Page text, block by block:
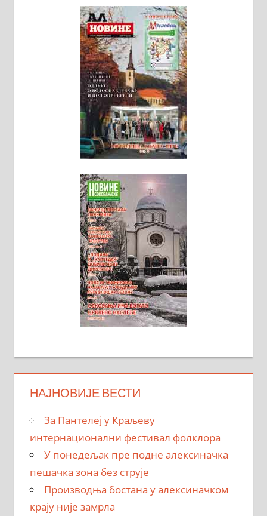
НАЈНОВИЈЕ ВЕСТИ
За Пантелеј у Краљеву
интернационални фестивал фолклора
У понедељак пре подне алексиначка
пешачка зона без струје
Производња бостана у алексиначком
крају није замрла